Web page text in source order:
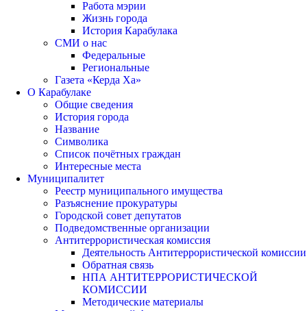
Работа мэрии
Жизнь города
История Карабулака
СМИ о нас
Федеральные
Региональные
Газета «Керда Ха»
О Карабулаке
Общие сведения
История города
Название
Символика
Список почётных граждан
Интересные места
Муниципалитет
Реестр муниципального имущества
Разъяснение прокуратуры
Городской совет депутатов
Подведомственные организации
Антитеррористическая комиссия
Деятельность Антитеррористической комиссии
Обратная связь
НПА АНТИТЕРРОРИСТИЧЕСКОЙ
КОМИССИИ
Методические материалы